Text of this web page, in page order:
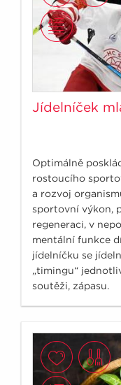
Jídelníček
Optimálně
rostoucího
a rozvoj
sportovní výkon,
regeneraci, v
mentální funkce
jídelníčku se
„timingu“
soutěži, zápasu.